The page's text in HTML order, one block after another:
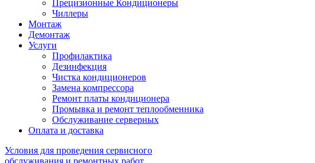
Прецизионные Кондиционеры
Чиллеры
Монтаж
Демонтаж
Услуги
Профилактика
Дезинфекция
Чистка кондиционеров
Замена компрессора
Ремонт платы кондиционера
Промывка и ремонт теплообменника
Обслуживание серверных
Оплата и доставка
Условия для проведения сервисного
обслуживания и ремонтных работ